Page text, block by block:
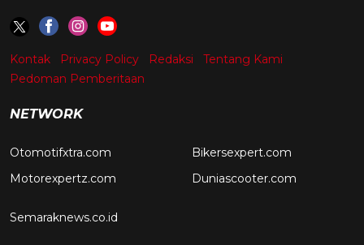
Kontak Privacy Policy Redaksi
Tentang Kami
Pedoman Pemberitaan
NETWORK
Otomotifxtra.com
Motorexpertz.com
Bikersexpert.com
Duniascooter.com
Semaraknews.co.id